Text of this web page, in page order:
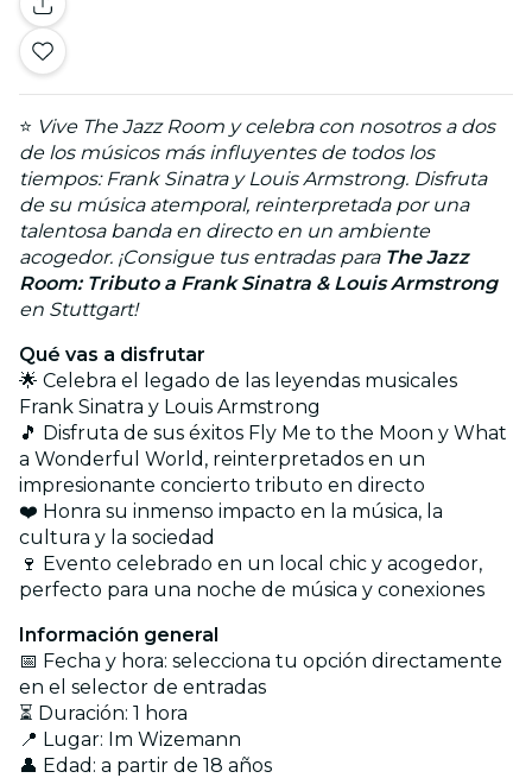
⭐ Vive The Jazz Room y celebra con nosotros a dos
de los músicos más influyentes de todos los
tiempos: Frank Sinatra y Louis Armstrong. Disfruta
de su música atemporal, reinterpretada por una
talentosa banda en directo en un ambiente
acogedor. ¡Consigue tus entradas para The Jazz
Room: Tributo a Frank Sinatra & Louis Armstrong
en Stuttgart!
Qué vas a disfrutar
🌟 Celebra el legado de las leyendas musicales
Frank Sinatra y Louis Armstrong
🎵 Disfruta de sus éxitos Fly Me to the Moon y What
a Wonderful World, reinterpretados en un
impresionante concierto tributo en directo
❤️ Honra su inmenso impacto en la música, la
cultura y la sociedad
🍷 Evento celebrado en un local chic y acogedor,
perfecto para una noche de música y conexiones
Información general
📅 Fecha y hora: selecciona tu opción directamente
en el selector de entradas
⏳ Duración: 1 hora
📍 Lugar: Im Wizemann
👤 Edad: a partir de 18 años